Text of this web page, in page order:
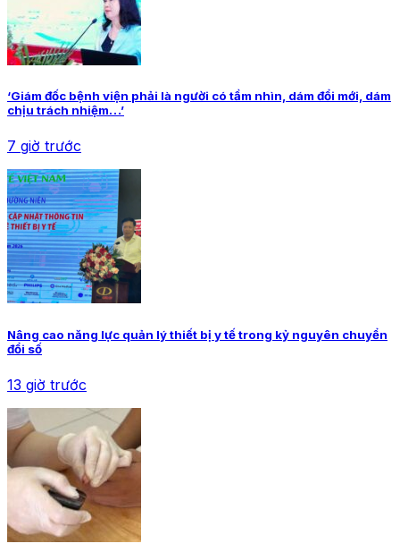
‘Giám đốc bệnh viện phải là người có tầm nhìn, dám đổi mới, dám
chịu trách nhiệm…’
7 giờ trước
Nâng cao năng lực quản lý thiết bị y tế trong kỷ nguyên chuyển
đổi số
13 giờ trước